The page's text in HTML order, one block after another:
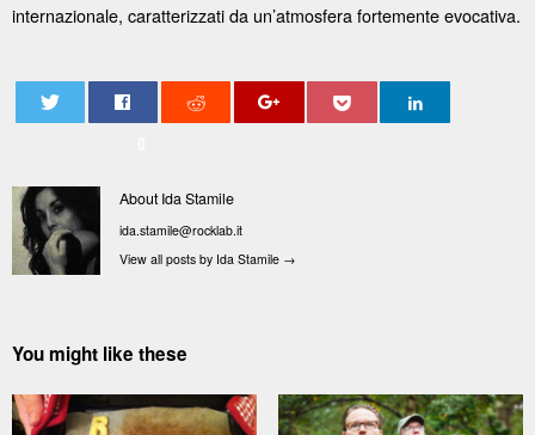
internazionale, caratterizzati da un’atmosfera fortemente evocativa.
About Ida Stamile
ida.stamile@rocklab.it
View all posts by Ida Stamile →
You might like these